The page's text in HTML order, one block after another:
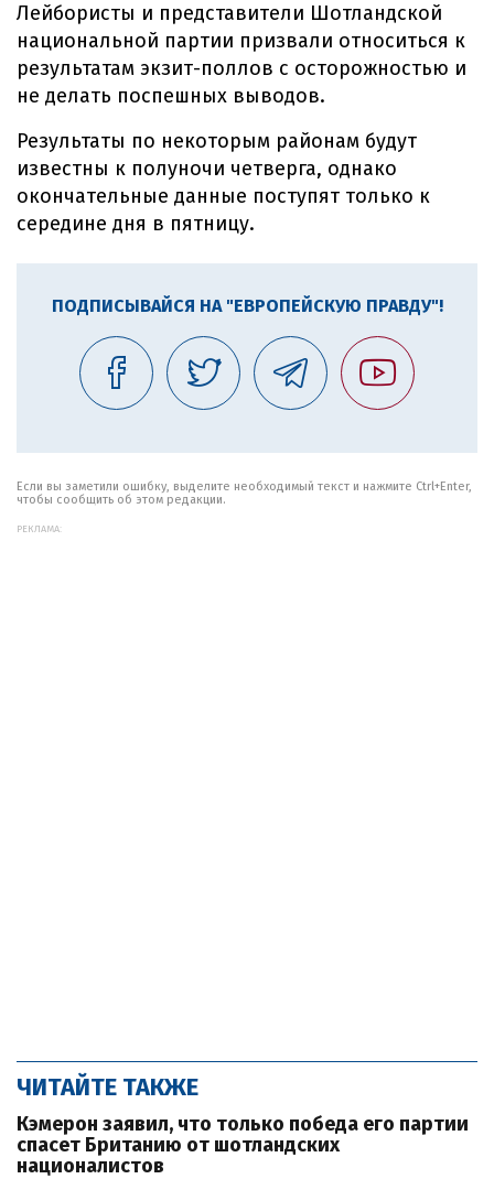
Лейбористы и представители Шотландской
национальной партии призвали относиться к
результатам экзит-поллов с осторожностью и
не делать поспешных выводов.
Результаты по некоторым районам будут
известны к полуночи четверга, однако
окончательные данные поступят только к
середине дня в пятницу.
ПОДПИСЫВАЙСЯ НА "ЕВРОПЕЙСКУЮ ПРАВДУ"!
Если вы заметили ошибку, выделите необходимый текст и нажмите Ctrl+Enter,
чтобы сообщить об этом редакции.
РЕКЛАМА:
ЧИТАЙТЕ ТАКЖЕ
Кэмерон заявил, что только победа его партии
спасет Британию от шотландских
националистов